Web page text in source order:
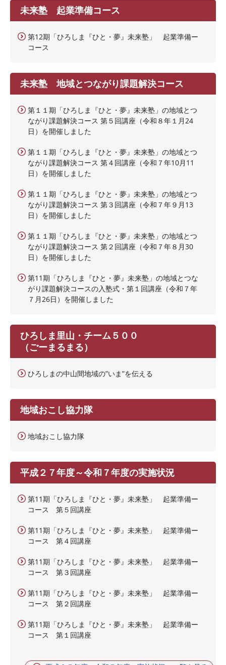
未来塾 起業準備コース
第12期「ひろしま『ひと・夢』未来塾」 起業準備ー
コース
未来塾 地域とつながり課題解決コース
第１１期「ひろしま『ひと・夢』未来塾」の地域とつ
ながり課題解決コース 第５回講座（令和８年１月24
日）を開催しました
第１１期「ひろしま『ひと・夢』未来塾」の地域とつ
ながり課題解決コース 第４回講座（令和７年10月11
日）を開催しました
第１１期「ひろしま『ひと・夢』未来塾」の地域とつ
ながり課題解決コース 第３回講座（令和７年９月13
日）を開催しました
第１１期「ひろしま『ひと・夢』未来塾」の地域とつ
ながり課題解決コース 第２回講座（令和７年８月30
日）を開催しました
第11期「ひろしま『ひと・夢』未来塾」の地域とつな
がり課題解決コースの入塾式・第１回講座（令和７年
７月26日）を開催しました
ひろしま里山・チーム５００
（ごーまるまる）
ひろしまの中山間地域の”いま”を伝える
地域おこし協力隊
地域おこし協力隊
平成２７年度～令和７年度の実施状況
第11期「ひろしま『ひと・夢』未来塾」 起業準備ー
コース 第５回講座
第11期「ひろしま『ひと・夢』未来塾」 起業準備ー
コース 第４回講座
第11期「ひろしま『ひと・夢』未来塾」 起業準備ー
コース 第３回講座
第11期「ひろしま『ひと・夢』未来塾」 起業準備ー
コース 第２回講座
第11期「ひろしま『ひと・夢』未来塾」 起業準備ー
コース 第１回講座